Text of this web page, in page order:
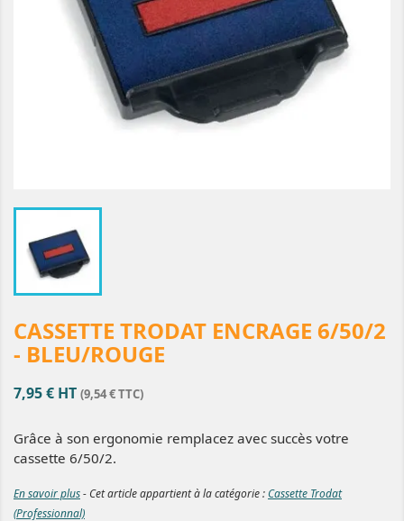
CASSETTE TRODAT ENCRAGE 6/50/2
- BLEU/ROUGE
7,95 € HT (9,54 € TTC)
Grâce à son ergonomie remplacez avec succès votre
cassette 6/50/2.
En savoir plus- Cet article appartient à la catégorie :Cassette Trodat
(Professionnal)